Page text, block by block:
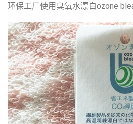
环保工厂使用臭氧水漂白ozone